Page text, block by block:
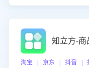
知立方-商
淘宝 | 京东 | 抖音 |